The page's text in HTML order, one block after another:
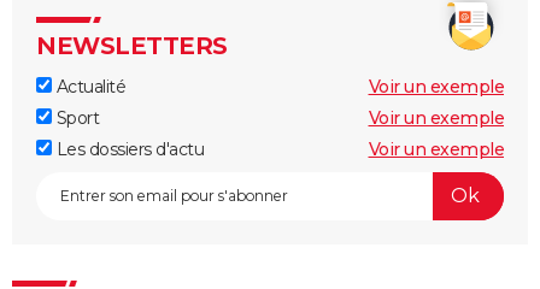
NEWSLETTERS
Actualité
Voir un exemple
Sport
Voir un exemple
Les dossiers d'actu
Voir un exemple